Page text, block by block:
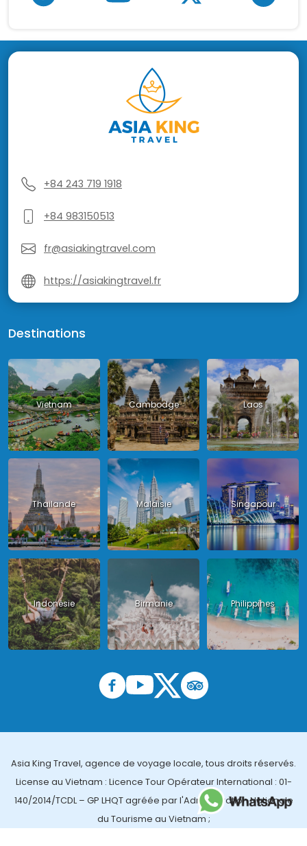
+84 243 719 1918
+84 983150513
fr@asiakingtravel.com
https://asiakingtravel.fr
Destinations
Vietnam Cambodge Laos
Thailande Malaisie Singapour
Indonésie Birmanie Philippines
Asia King Travel, agence de voyage locale, tous droits réservés.
License au Vietnam : Licence Tour Opérateur International : 01-
140/2014/TCDL – GP LHQT agréée par l'Administration Nationale
du Tourisme au Vietnam ;